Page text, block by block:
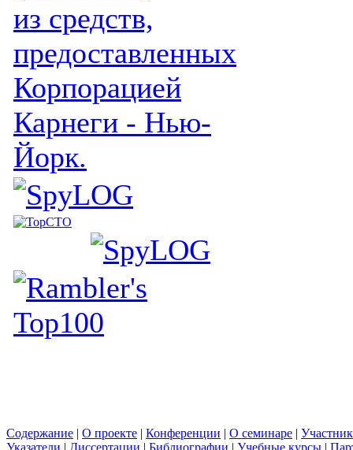
из средств,
предоставленных
Корпорацией
Карнеги - Нью-
Йорк.
Содержание | О проекте | Конференции | О семинаре |
Указатели | Диссертации | Библиографии | Учебные курсы |